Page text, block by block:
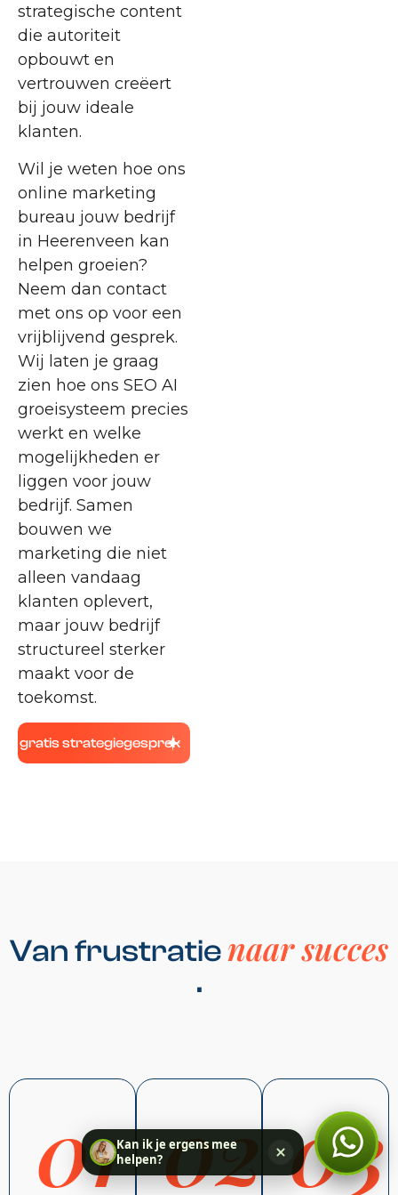
strategische content
die autoriteit
opbouwt en
vertrouwen creëert
bij jouw ideale
klanten.
Wil je weten hoe ons
online marketing
bureau jouw bedrijf
in Heerenveen kan
helpen groeien?
Neem dan contact
met ons op voor een
vrijblijvend gesprek.
Wij laten je graag
zien hoe ons SEO AI
groeisysteem precies
werkt en welke
mogelijkheden er
liggen voor jouw
bedrijf. Samen
bouwen we
marketing die niet
alleen vandaag
klanten oplevert,
maar jouw bedrijf
structureel sterker
maakt voor de
toekomst.
gratis strategiegesprek
Van frustratie naar succes
.
01 02 03
Kan ik je ergens mee
helpen?